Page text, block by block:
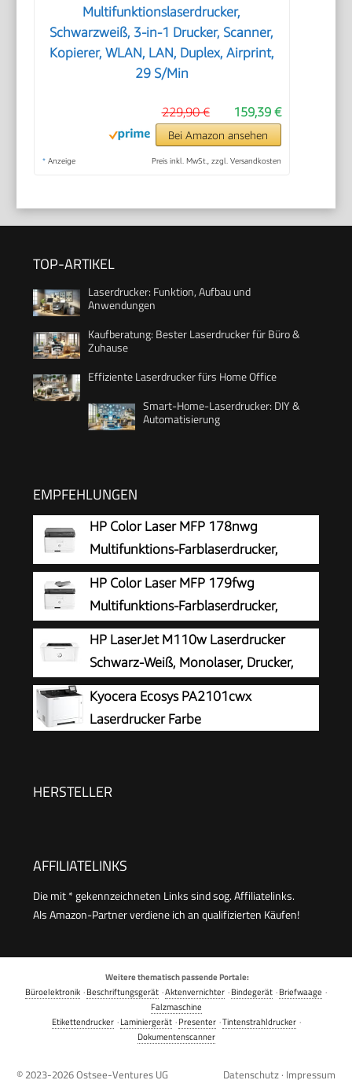
Multifunktionslaserdrucker,
Schwarzweiß, 3-in-1 Drucker, Scanner,
Kopierer, WLAN, LAN, Duplex, Airprint,
29 S/Min
159,39 €
229,90 €
Bei Amazon ansehen
* Anzeige Preis inkl. MwSt., zzgl. Versandkosten
TOP-ARTIKEL
Laserdrucker: Funktion, Aufbau und
Anwendungen
Kaufberatung: Bester Laserdrucker für Büro &
Zuhause
Effiziente Laserdrucker fürs Home Office
Smart-Home-Laserdrucker: DIY &
Automatisierung
EMPFEHLUNGEN
HP Color Laser MFP 178nwg
Multifunktions-Farblaserdrucker,
Drucken, Kopieren, Scannen, Wi-Fi,
Ethernet, USB, Smart App
HP Color Laser MFP 179fwg
Multifunktions-Farblaserdrucker,
Drucken, Kopieren, Scannen, Faxen,
Automatische Dokumentenzuführung, Wi-Fi,
Ethernet, USB, Smart App
HP LaserJet M110w Laserdrucker
Schwarz-Weiß, Monolaser, Drucker,
WLAN, Airprint, Smart App, Bis zu 20
S./Min drucken, Auto-On/Auto-Off-Technologie
Kyocera Ecosys PA2101cwx
Laserdrucker Farbe
HERSTELLER
AFFILIATELINKS
Die mit * gekennzeichneten Links sind sog. Affiliatelinks.
Als Amazon-Partner verdiene ich an qualifizierten Käufen!
Weitere thematisch passende Portale:
Büroelektronik ·Beschriftungsgerät ·Aktenvernichter ·Bindegerät ·Briefwaage ·
Falzmaschine
Etikettendrucker·Laminiergerät·Presenter·Tintenstrahldrucker·
Dokumentenscanner
© 2023-2026Ostsee-Ventures UG Datenschutz · Impressum